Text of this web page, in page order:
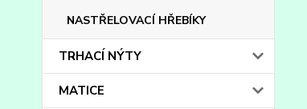
NASTŘELOVACÍ HŘEBÍKY
TRHACÍ NÝTY
MATICE